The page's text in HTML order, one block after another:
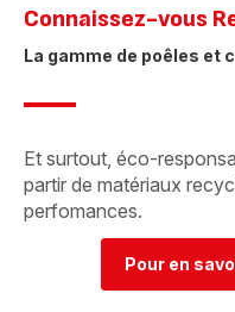
+
28cm
Connaissez-vous
La gamme de poêles et
Et surtout, éco-
partir de matériaux
perfomances. ​
Pour en